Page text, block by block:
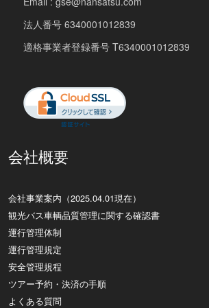
法人番号 6340001012839
適格事業者登録番号 T6340001012839
会社概要
会社事業案内（2025.04.01現在）
観光バス車輌品質管理に関する確認書
運行管理体制
運行管理規定
安全管理規程
ツアー予約・決済の手順
よくある質問